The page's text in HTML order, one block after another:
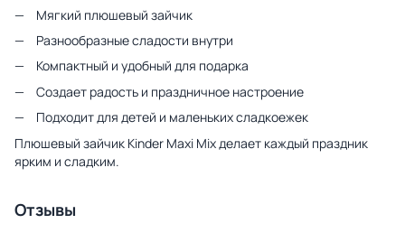
Мягкий плюшевый зайчик
Разнообразные сладости внутри
Компактный и удобный для подарка
Создает радость и праздничное настроение
Подходит для детей и маленьких сладкоежек
Плюшевый зайчик Kinder Maxi Mix делает каждый праздник
ярким и сладким.
Отзывы